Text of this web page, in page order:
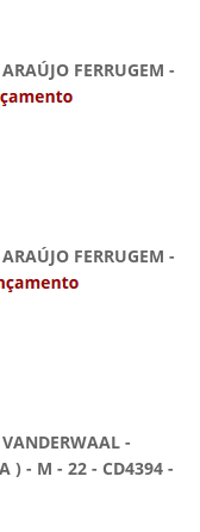
FERRUGEM -
FERRUGEM -
-
) - M - 22 - CD4394 -